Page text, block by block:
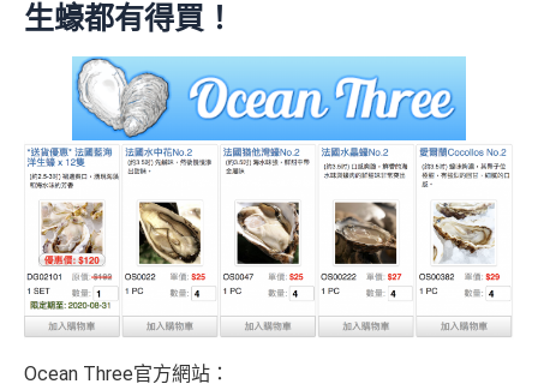
生蠔都有得買！
Ocean Three官方網站：